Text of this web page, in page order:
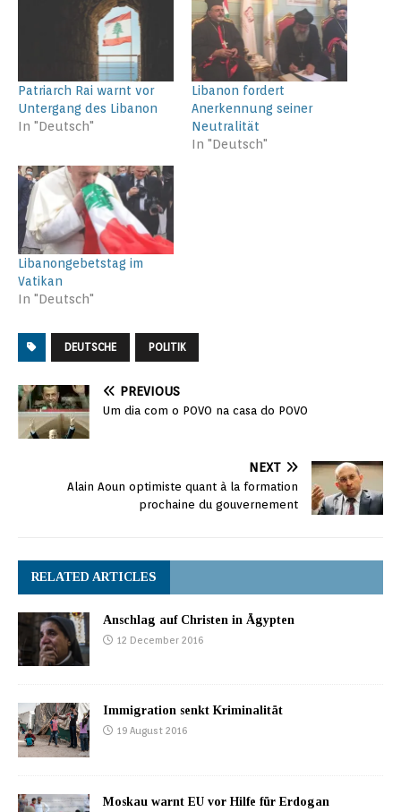
Patriarch Rai warnt vor
Untergang des Libanon
In "Deutsch"
Libanon fordert
Anerkennung seiner
Neutralität
In "Deutsch"
Libanongebetstag im
Vatikan
In "Deutsch"
DEUTSCHE POLITIK
PREVIOUS
Um dia com o POVO na casa do POVO
NEXT
Alain Aoun optimiste quant à la formation
prochaine du gouvernement
RELATED ARTICLES
Anschlag auf Christen in Ägypten
12 December 2016
Immigration senkt Kriminalität
19 August 2016
Moskau warnt EU vor Hilfe für Erdogan